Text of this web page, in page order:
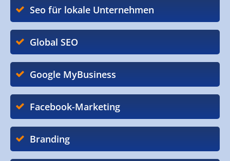
Seo für lokale Unternehmen
Global SEO
Google MyBusiness
Facebook-Marketing
Branding